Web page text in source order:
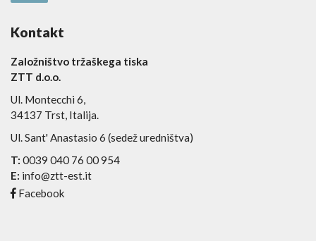
Kontakt
Založništvo tržaškega tiska
ZTT d.o.o.
Ul. Montecchi 6,
34137 Trst, Italija.
Ul. Sant' Anastasio 6 (sedež uredništva)
T: 0039 040 76 00 954
E: info@ztt-est.it
Facebook